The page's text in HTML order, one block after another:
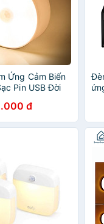
Ứng Cảm Biến
Pin USB Đời
đ